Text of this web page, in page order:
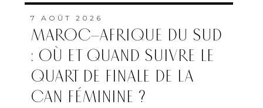
7 AOÛT 2026
MAROC–AFRIQUE DU SUD
: OÙ ET QUAND SUIVRE LE
QUART DE FINALE DE LA
CAN FÉMININE ?